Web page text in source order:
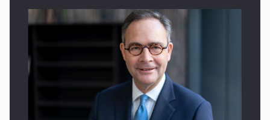
ROOTED IN ROMANIA, BUILT TO DELIVER TECHNOLOGY FOR